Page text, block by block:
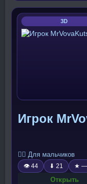
3D
Игрок
🧍‍♂️ Для мальчиков
👁 44 ⬇ 21 ★ —
Открыть